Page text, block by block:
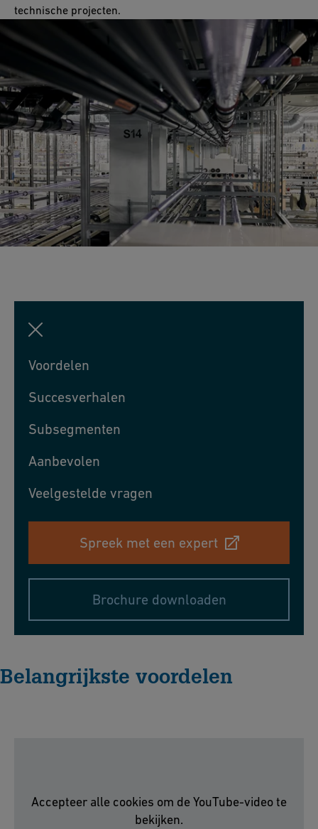
technische projecten.
Voordelen
Succesverhalen
Subsegmenten
Aanbevolen
Veelgestelde vragen
Spreek met een expert
Brochure downloaden
Belangrijkste voordelen
Accepteer alle cookies om de YouTube-video te
bekijken.